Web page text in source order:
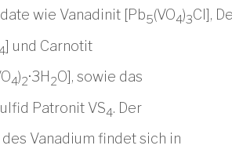
wie Vanadinit [Pb5(VO4)3Cl],
] und Carnotit
4)2·3H 2O], sowie das
Patronit VS4. Der
Vanadium findet sich in